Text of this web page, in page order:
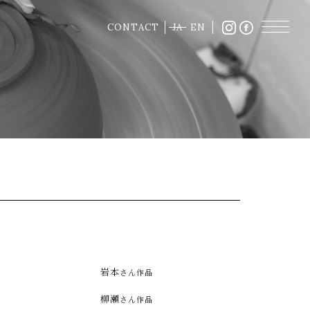
CONTACT JA EN
岩本さん作品
柳瀬さん作品